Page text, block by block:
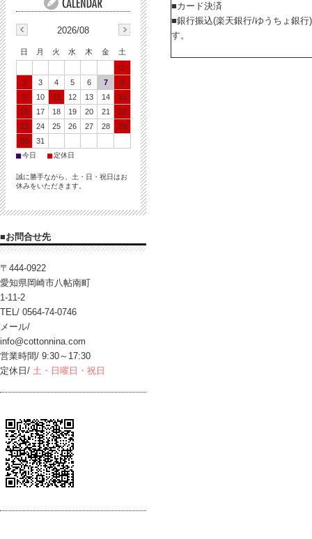
■カード決済
■銀行振込(楽天銀行/ゆうちょ銀
す。
2026/08
日 月 火 水 木 金
土
1
2
3 4 5 6 7
8
9
10 11 12 13 14
15
16
17 18 19 20 21
22
23
24 25 26 27 28
29
30
31
■今日 ■定休日
誠に勝手ながら、土・日・祝日はお
休みをいただきます。
■お問合せ先
〒444-0922
愛知県岡崎市八帖南町
1-11-2
TEL/ 0564-74-0746
メール/
info@cottonnina.com
営業時間/ 9:30～17:30
定休日/ 土・日曜日・祝日